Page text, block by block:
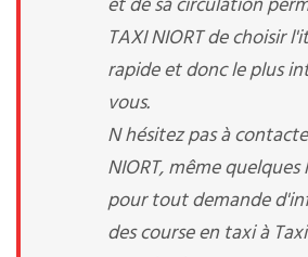
TAXI NIORT de choisir
rapide et donc le plus
vous.
N hésitez pas à
NIORT, même
pour tout demande
des course en taxi à